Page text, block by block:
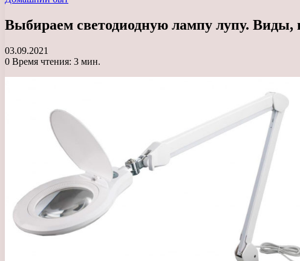
Выбираем светодиодную лампу лупу. Виды,
03.09.2021
0 Время чтения: 3 мин.